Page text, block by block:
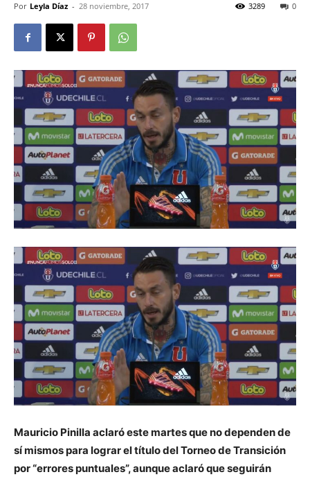
Por Leyla Díaz - 28 noviembre, 2017 0
3289
Mauricio Pinilla aclaró este martes que no dependen de
sí mismos para lograr el título del Torneo de Transición
por “errores puntuales”, aunque aclaró que seguirán